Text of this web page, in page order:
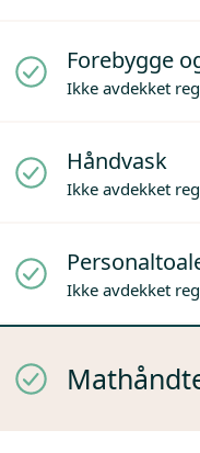
Forebygge
Ikke avdekket
Håndvask
Ikke avdekket
Ikke avdekket